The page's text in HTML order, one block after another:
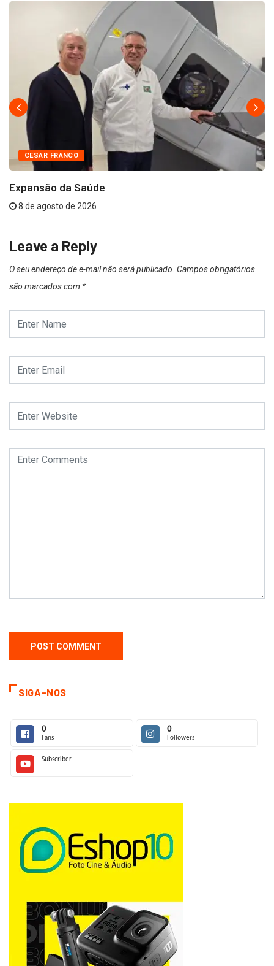
CESAR FRANCO
Expansão da Saúde
8 de agosto de 2026
Leave a Reply
O seu endereço de e-mail não será publicado. Campos obrigatórios
são marcados com *
SIGA-NOS
0
Fans
0
Followers
Subscriber